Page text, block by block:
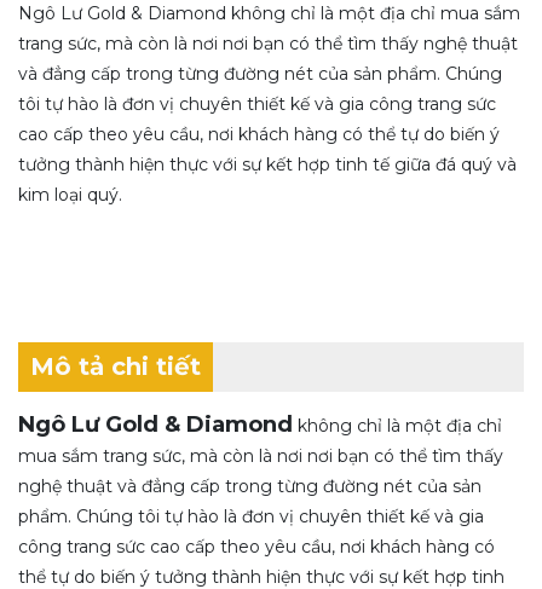
Ngô Lư Gold & Diamond không chỉ là một địa chỉ mua sắm
trang sức, mà còn là nơi nơi bạn có thể tìm thấy nghệ thuật
và đẳng cấp trong từng đường nét của sản phẩm. Chúng
tôi tự hào là đơn vị chuyên thiết kế và gia công trang sức
cao cấp theo yêu cầu, nơi khách hàng có thể tự do biến ý
tưởng thành hiện thực với sự kết hợp tinh tế giữa đá quý và
kim loại quý.
Mô tả chi tiết
Ngô Lư Gold & Diamond không chỉ là một địa chỉ
mua sắm trang sức, mà còn là nơi nơi bạn có thể tìm thấy
nghệ thuật và đẳng cấp trong từng đường nét của sản
phẩm. Chúng tôi tự hào là đơn vị chuyên thiết kế và gia
công trang sức cao cấp theo yêu cầu, nơi khách hàng có
thể tự do biến ý tưởng thành hiện thực với sự kết hợp tinh